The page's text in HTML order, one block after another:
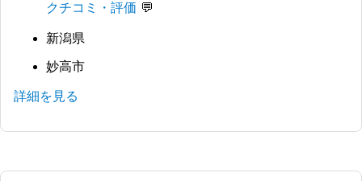
クチコミ・評価
新潟県
妙高市
詳細を見る